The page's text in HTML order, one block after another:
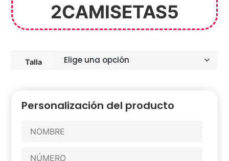
2CAMISETAS5
Talla
Personalización del producto